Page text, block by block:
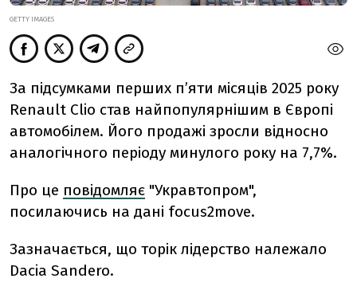
GETTY IMAGES
За підсумками перших п’яти місяців 2025 року
Renault Clio став найпопулярнішим в Європі
автомобілем. Його продажі зросли відносно
аналогічного періоду минулого року на 7,7%.
Про це повідомляє "Укравтопром",
посилаючись на дані focus2move.
Зазначається, що торік лідерство належало
Dacia Sandero.